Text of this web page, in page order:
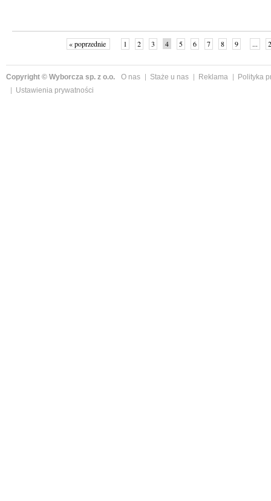
« poprzednie 1 2 3 4 5 6 7 8 9 ...
Copyright © Wyborcza sp. z o.o. O nas Staże u nas Reklama
Polityka
Ustawienia prywatności